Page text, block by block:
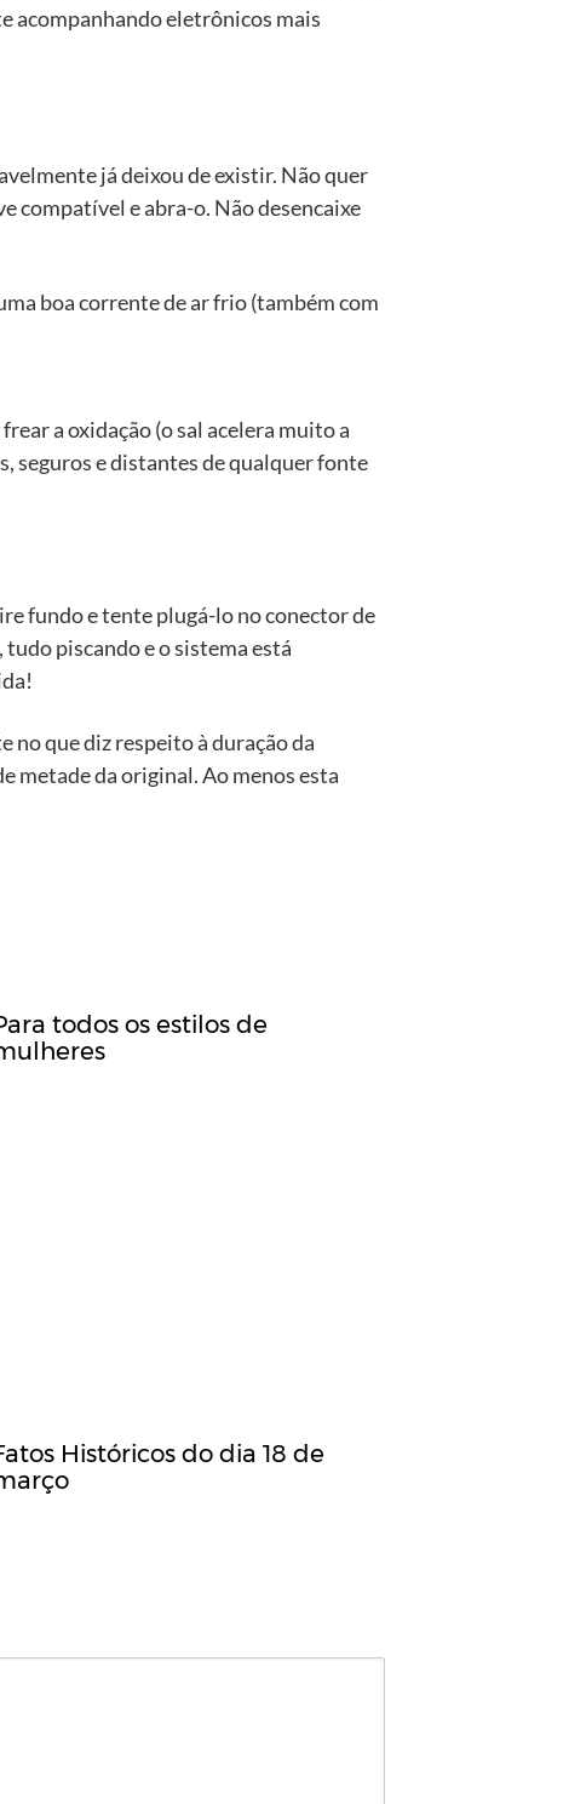
acompanhando eletrônicos mais
já deixou de existir. Não quer
compatível e abra-o. Não desencaixe
boa corrente de ar frio (também com
a oxidação (o sal acelera muito a
seguros e distantes de qualquer fonte
fundo e tente plugá-lo no conector de
piscando e o sistema está
no que diz respeito à duração da
metade da original. Ao menos esta
todos os estilos de
Históricos do dia 18 de